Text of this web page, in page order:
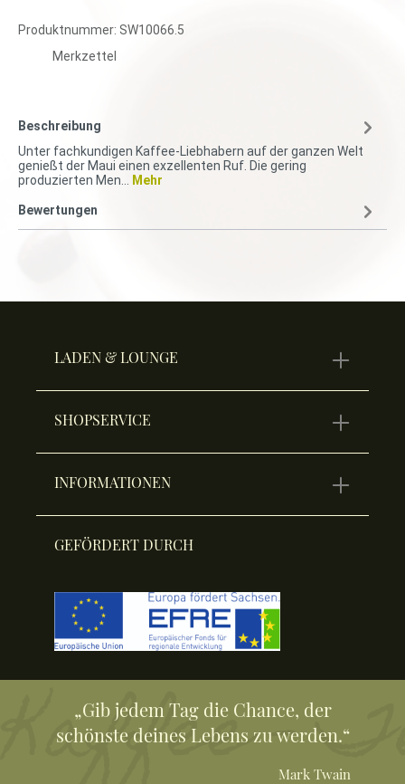
Produktnummer: SW10066.5
Merkzettel
Beschreibung
Unter fachkundigen Kaffee-Liebhabern auf der ganzen Welt
genießt der Maui einen exzellenten Ruf. Die gering
produzierten Men…
Mehr
Bewertungen
LADEN & LOUNGE
GEFÖRDERT DURCH
SHOPSERVICE
INFORMATIONEN
„Gib jedem Tag die Chance, der
schönste deines Lebens zu werden.“
Mark Twain